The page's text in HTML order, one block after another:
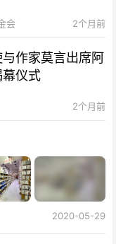
会 2个月前
作家莫言出席阿
仪式
2个月前
2020-05-29